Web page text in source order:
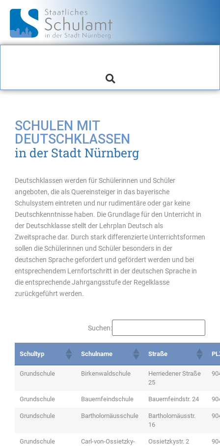
SCHULEN MIT
DEUTSCHKLASSEN
in der Stadt Nürnberg
Deutschklassen werden für Schülerinnen und Schüler
angeboten, die als Quereinsteiger in das bayerische
Schulsystem eintreten und nur rudimentäre oder gar keine
Deutschkenntnisse haben. Die Grundlage für den Unterricht in
der Deutschklasse stellt der Lehrplan Deutsch als
Zweitsprache dar. Durch stark differenzierte Unterrichtsformen
sollen die Schülerinnen und Schüler besonders in der
deutschen Sprache gefordert und gefördert werden und bei
entsprechendem Lernfortschritt in der deutschen Sprache in
die entsprechende Jahrgangsstufe der Regelklasse
zurückgeführt werden.
Suchen:
Schultyp Schulname Straße
Grundschule Birkenwaldschule
Herriedener Straße
25
Grundschule Bauernfeindschule Bauernfeindstr. 24
Grundschule Bartholomäusschule
Bartholomäusstr.
16
Grundschule
Carl-von-Ossietzky-
Ossietzkystr. 2